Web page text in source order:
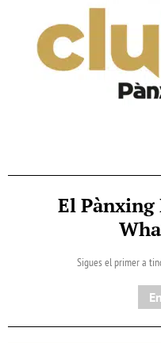
El Pànxing
Sigues el primer a